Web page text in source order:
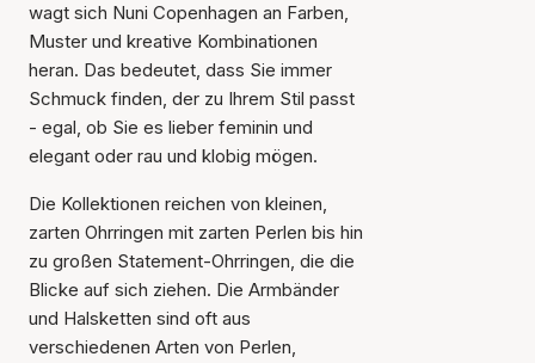
wagt sich Nuni Copenhagen an Farben,
Muster und kreative Kombinationen
heran. Das bedeutet, dass Sie immer
Schmuck finden, der zu Ihrem Stil passt
- egal, ob Sie es lieber feminin und
elegant oder rau und klobig mögen.
Die Kollektionen reichen von kleinen,
zarten Ohrringen mit zarten Perlen bis hin
zu großen Statement-Ohrringen, die die
Blicke auf sich ziehen. Die Armbänder
und Halsketten sind oft aus
verschiedenen Arten von Perlen,